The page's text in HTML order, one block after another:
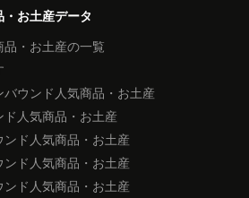
お土産データ
・お土産の一覧
ウンド人気商品・お土産
人気商品・お土産
ンド人気商品・お土産
ド人気商品・お土産
ド人気商品・お土産